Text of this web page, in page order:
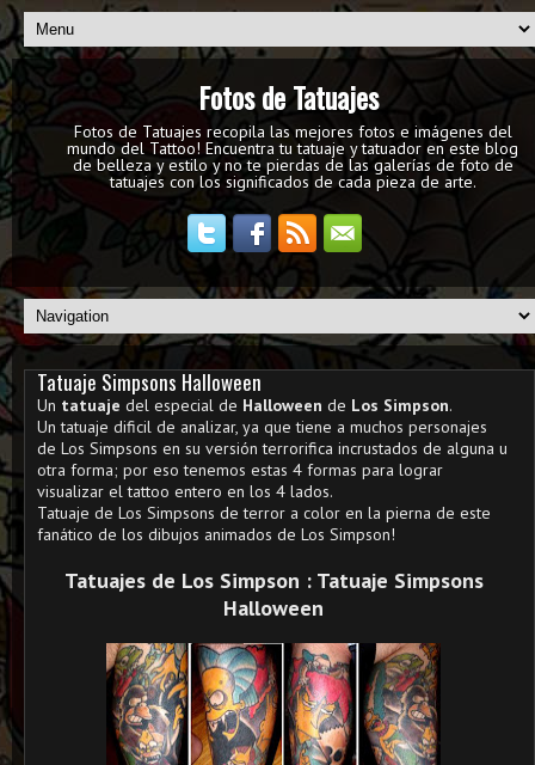
Fotos de Tatuajes
Fotos de Tatuajes recopila las mejores fotos e imágenes del
mundo del Tattoo! Encuentra tu tatuaje y tatuador en este blog
de belleza y estilo y no te pierdas de las galerías de foto de
tatuajes con los significados de cada pieza de arte.
Tatuaje Simpsons Halloween
Un tatuaje del especial de Halloween de Los Simpson.
Un tatuaje dificil de analizar, ya que tiene a muchos personajes
de Los Simpsons en su versión terrorifica incrustados de alguna u
otra forma; por eso tenemos estas 4 formas para lograr
visualizar el tattoo entero en los 4 lados.
Tatuaje de Los Simpsons de terror a color en la pierna de este
fanático de los dibujos animados de Los Simpson!
Tatuajes de Los Simpson : Tatuaje Simpsons
Halloween